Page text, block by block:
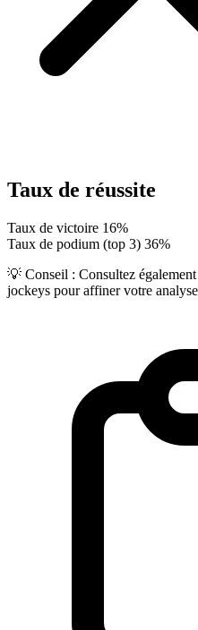
Taux de réussite
Taux de victoire 16%
Taux de podium (top 3) 36%
💡 Conseil : Consultez
jockeys pour affiner votre